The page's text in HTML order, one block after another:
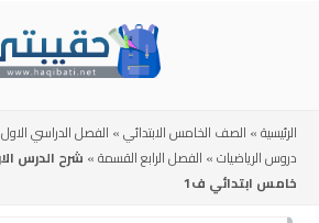
الرئيسية» الصف الخامس الابتدائي» الفصل الدراسي الاول
دروس الرياضيات» الفصل الرابع القسمة»
خامس ابتدائي ف1